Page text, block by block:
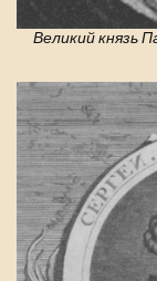
Великий князь